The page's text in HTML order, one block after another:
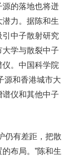
的落地也将迸
力。据陈和生
中子散射研究
学与散裂中子
。中国科学院
源和香港城市大
仪和其他中子
有差距，把散
布局。”陈和生